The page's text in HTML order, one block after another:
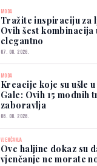
MODA
Tražite inspiraciju za
Ovih šest
elegantno
07. 08. 2026.
MODA
Kreacije koje su ušle
Gale: Ovih 15 modnih
zaboravlja
06. 08. 2026.
VJENČANJA
Ove haljine dokaz su
vjenčanje ne morate